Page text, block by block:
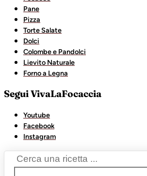
Pane
Pizza
Torte Salate
Dolci
Colombe e Pandolci
Lievito Naturale
Forno a Legna
Segui VivaLaFocaccia
Youtube
Facebook
Instagram
Search
...